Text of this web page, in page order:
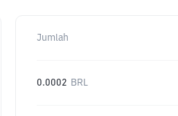
Jumlah
0.0002 BRL